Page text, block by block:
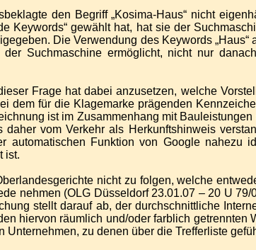
den Begriff „Kosima-Haus“ nicht
Keywords“ gewählt hat, hat sie der
Die Verwendung des Keywords
Suchmaschine ermöglicht, nicht nur
Frage hat dabei anzusetzen, welche
dem für die Klagemarke prägenden
ist im Zusammenhang mit
vom Verkehr als Herkunftshinweis
automatischen Funktion von Google
ist.
nicht zu folgen, welche
nehmen (OLG Düsseldorf 23.01.07 – 20 U
stellt darauf ab, der durchschnittliche
hiervon räumlich und/oder farblich getrennten
zu denen über die Trefferliste